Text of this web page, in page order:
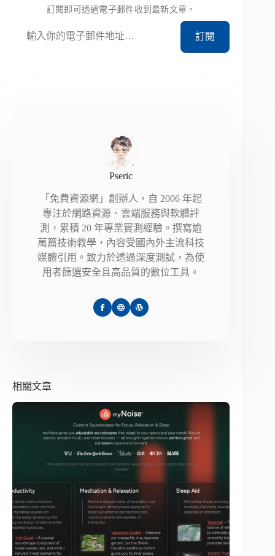
訂閱即可透過電子郵件收到最新文章。
訂閱
Pseric
「免費資源網」創辦人，自 2006 年起
專注於網路資源、雲端服務與軟體評
測，累積 20 年專業實測經驗。撰寫逾
萬篇技術教學，內容受國內外主流科技
媒體引用。致力於透過深度測試，為使
用者篩選安全且高品質的數位工具。
相關文章